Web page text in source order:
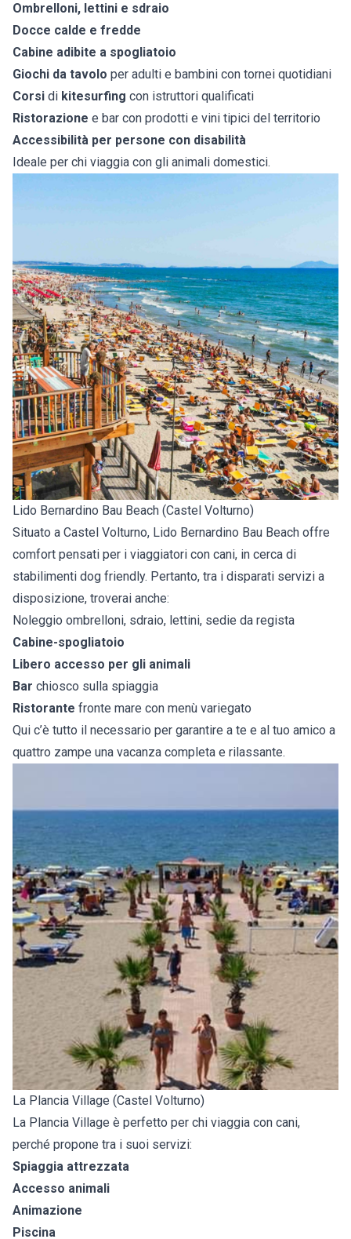
Ombrelloni, lettini e sdraio
Docce calde e fredde
Cabine adibite a spogliatoio
Giochi da tavolo per adulti e bambini con tornei quotidiani
Corsi di kitesurfing con istruttori qualificati
Ristorazione e bar con prodotti e vini tipici del territorio
Accessibilità per persone con disabilità
Ideale per chi viaggia con gli animali domestici.
Lido Bernardino Bau Beach (Castel Volturno)
Situato a Castel Volturno, Lido Bernardino Bau Beach offre
comfort pensati per i viaggiatori con cani, in cerca di
stabilimenti dog friendly. Pertanto, tra i disparati servizi a
disposizione, troverai anche:
Noleggio ombrelloni, sdraio, lettini, sedie da regista
Cabine-spogliatoio
Libero accesso per gli animali
Bar chiosco sulla spiaggia
Ristorante fronte mare con menù variegato
Qui c’è tutto il necessario per garantire a te e al tuo amico a
quattro zampe una vacanza completa e rilassante.
La Plancia Village (Castel Volturno)
La Plancia Village è perfetto per chi viaggia con cani,
perché propone tra i suoi servizi:
Spiaggia attrezzata
Accesso animali
Animazione
Piscina